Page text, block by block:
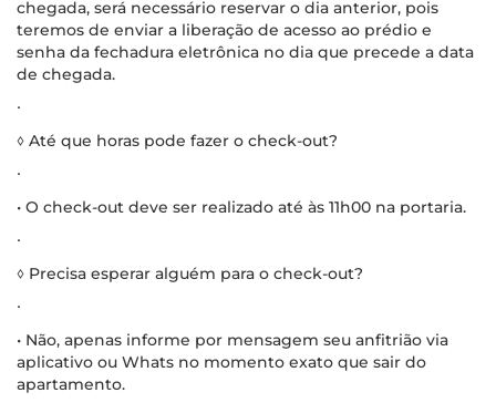
chegada, será necessário reservar o dia anterior, pois
teremos de enviar a liberação de acesso ao prédio e
senha da fechadura eletrônica no dia que precede a data
de chegada.
∙
◊ Até que horas pode fazer o check-out?
∙
• O check-out deve ser realizado até às 11h00 na portaria.
∙
◊ Precisa esperar alguém para o check-out?
∙
• Não, apenas informe por mensagem seu anfitrião via
aplicativo ou Whats no momento exato que sair do
apartamento.